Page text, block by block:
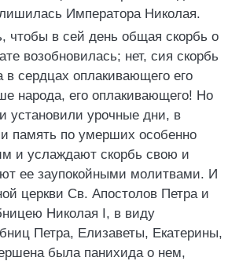
Императора Николая.
чтобы в сей день общая скорбь о
возобновилась; нет, сия скорбь
сердцах оплакивающего его
народа, его оплакивающего! Но
установили урочные дни, в
память по умерших особенно
и услаждают скорбь свою и
ее заупокойными молитвами. И
церкви Св. Апостолов Петра и
Николая I, в виду
Петра, Елизаветы, Екатерины,
была панихида о нем,